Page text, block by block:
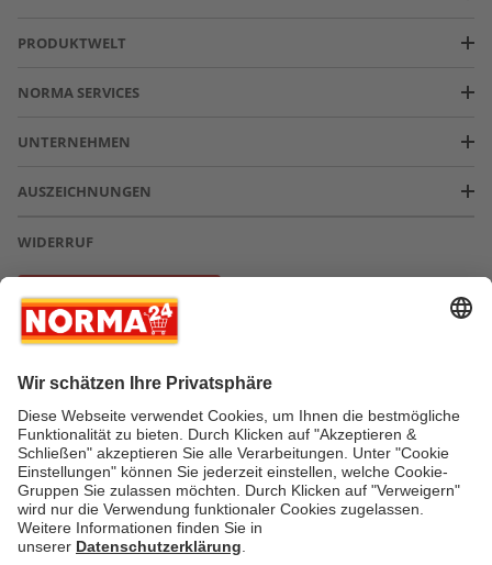
PRODUKTWELT
NORMA SERVICES
UNTERNEHMEN
AUSZEICHNUNGEN
WIDERRUF
Vertrag widerrufen
* Greifen Sie schnell zu! Alle angegebenen Preise in Euro und inklusive der
gesetzlichen Mehrwertsteuer. Irrtümer durch Schreib-, Programmier- und